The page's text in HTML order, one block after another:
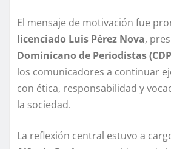
El mensaje de motivación fue
licenciado Luis Pérez Nova,
Dominicano de Periodistas
los comunicadores a continuar
con ética, responsabilidad y
la sociedad.
La reflexión central estuvo a